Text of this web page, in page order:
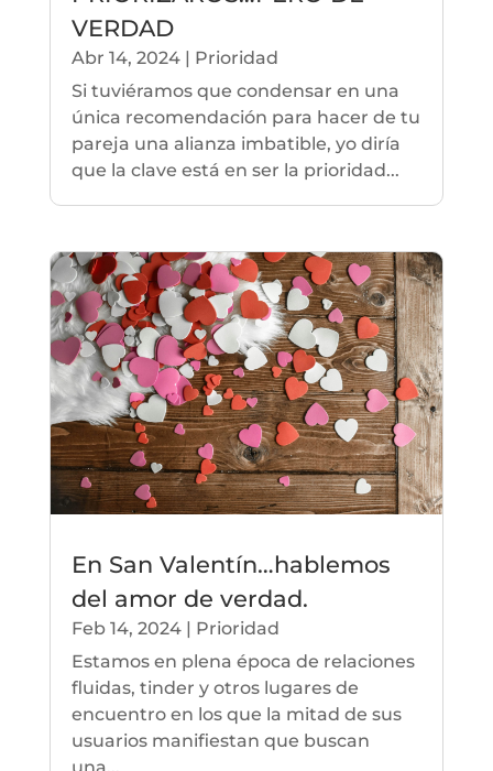
VERDAD
Abr 14, 2024| Prioridad
Si tuviéramos que condensar en una
única recomendación para hacer de tu
pareja una alianza imbatible, yo diría
que la clave está en ser la prioridad...
En San Valentín…hablemos
del amor de verdad.
Feb 14, 2024| Prioridad
Estamos en plena época de relaciones
fluidas, tinder y otros lugares de
encuentro en los que la mitad de sus
usuarios manifiestan que buscan